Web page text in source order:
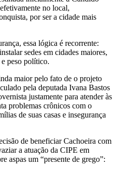
no local,
por ser a cidade mais
essa lógica é recorrente:
sedes em cidades maiores,
peso político.
maior pelo fato de o projeto
pela deputada Ivana Bastos
justamente para atender às
problemas crônicos com o
de suas casas e insegurança
de beneficiar Cachoeira com
a atuação da CIPE em
aspas um “presente de grego”: